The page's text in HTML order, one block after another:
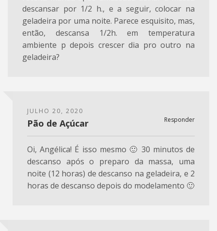
descansar por 1/2 h., e a seguir, colocar na
geladeira por uma noite. Parece esquisito, mas,
então, descansa 1/2h. em temperatura
ambiente p depois crescer dia pro outro na
geladeira?
JULHO 20, 2020
Responder
Pão de Açúcar
Oi, Angélica! É isso mesmo 🙂 30 minutos de
descanso após o preparo da massa, uma
noite (12 horas) de descanso na geladeira, e 2
horas de descanso depois do modelamento 🙂